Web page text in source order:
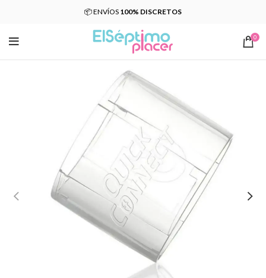
📦 ENVÍOS 100% DISCRETOS
0